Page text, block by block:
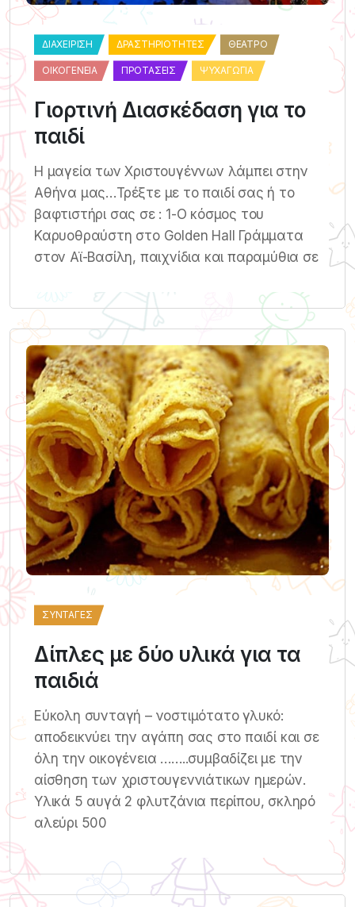
ΔΙΑΧΕΊΡΙΣΗ ΔΡΑΣΤΗΡΙΌΤΗΤΕΣ ΘΈΑΤΡΟ
ΟΙΚΟΓΈΝΕΙΑ ΠΡΟΤΆΣΕΙΣ ΨΥΧΑΓΩΓΊΑ
Γιορτινή Διασκέδαση για το
παιδί
Η μαγεία των Χριστουγέννων λάμπει στην
Αθήνα μας…Τρέξτε με το παιδί σας ή το
βαφτιστήρι σας σε : 1-O κόσμος του
Καρυοθραύστη στο Golden Hall Γράμματα
στον Αϊ-Βασίλη, παιχνίδια και παραμύθια σε
ΣΥΝΤΑΓΈΣ
Δίπλες με δύο υλικά για τα
παιδιά
Εύκολη συνταγή – νοστιμότατο γλυκό:
αποδεικνύει την αγάπη σας στο παιδί και σε
όλη την οικογένεια ……..συμβαδίζει με την
αίσθηση των χριστουγεννιάτικων ημερών.
Υλικά 5 αυγά 2 φλυτζάνια περίπου, σκληρό
αλεύρι 500